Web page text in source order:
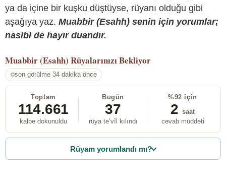
ya da içine bir kuşku düştüyse, rüyanı olduğu gibi
aşağıya yaz. Muabbir (Esahh) senin için yorumlar;
nasibi de hayır duandır.
Muabbir (Esahh) Rüyalarınızı Bekliyor
son görülme 34 dakika önce
Toplam
114.661
kalbe dokunuldu
Bugün
37
rüya te’vîl kılındı
%92 için
2 saat
cevab müddeti
Rüyam yorumlandı mı?